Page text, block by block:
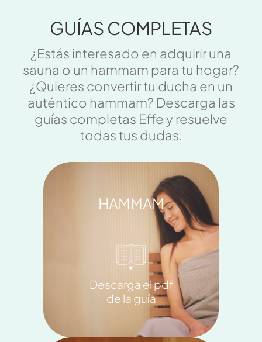
GUÍAS COMPLETAS
¿Estás interesado en adquirir una
sauna o un hammam para tu hogar?
¿Quieres convertir tu ducha en un
auténtico hammam? Descarga las
guías completas Effe y resuelve
todas tus dudas.
HAMMAM
Descarga el pdf
de la guía